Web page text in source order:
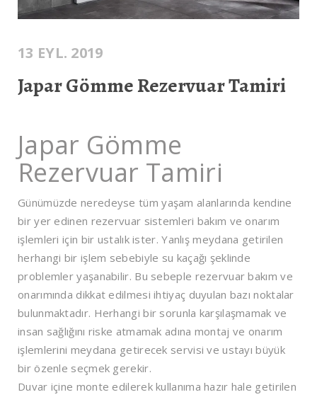
13 EYL. 2019
Japar Gömme Rezervuar Tamiri
Japar Gömme
Rezervuar Tamiri
Günümüzde neredeyse tüm yaşam alanlarında kendine
bir yer edinen rezervuar sistemleri bakım ve onarım
işlemleri için bir ustalık ister. Yanlış meydana getirilen
herhangi bir işlem sebebiyle su kaçağı şeklinde
problemler yaşanabilir. Bu sebeple rezervuar bakım ve
onarımında dikkat edilmesi ihtiyaç duyulan bazı noktalar
bulunmaktadır. Herhangi bir sorunla karşılaşmamak ve
insan sağlığını riske atmamak adına montaj ve onarım
işlemlerini meydana getirecek servisi ve ustayı büyük
bir özenle seçmek gerekir.
Duvar içine monte edilerek kullanıma hazır hale getirilen